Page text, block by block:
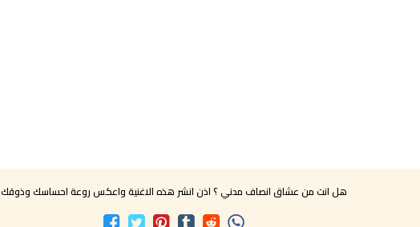
هل انت من عشاق انصاف مدني ؟ اذن انشر هذه الاغنية واعكس روعة احساسك وذوقك